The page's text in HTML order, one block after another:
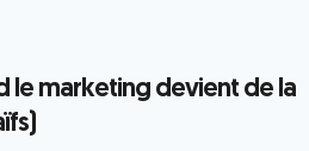
le marketing devient de la